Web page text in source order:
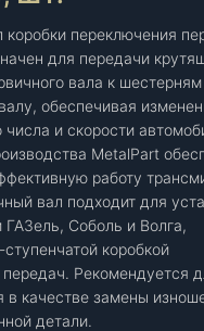
коробки переключения
для передачи
вала к
обеспечивая
числа и скорости
MetalPart
работу
вал подходит для
ГАЗель, Соболь и Волга,
коробкой
Рекомендуется
в качестве замены
детали.